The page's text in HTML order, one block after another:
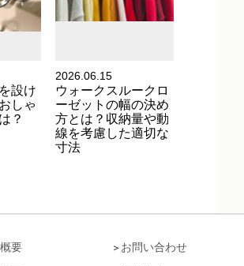
設け
しゃ
？
2026.06.15
ウォークスルークロ
ーゼットの幅の決め
方とは？収納量や動
線を考慮した適切な
寸法
要 お問い合わせ